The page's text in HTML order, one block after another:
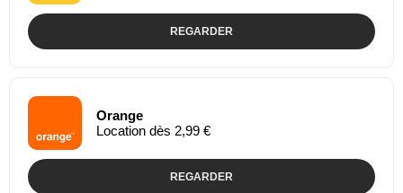
REGARDER
Orange
Location dès 2,99 €
REGARDER